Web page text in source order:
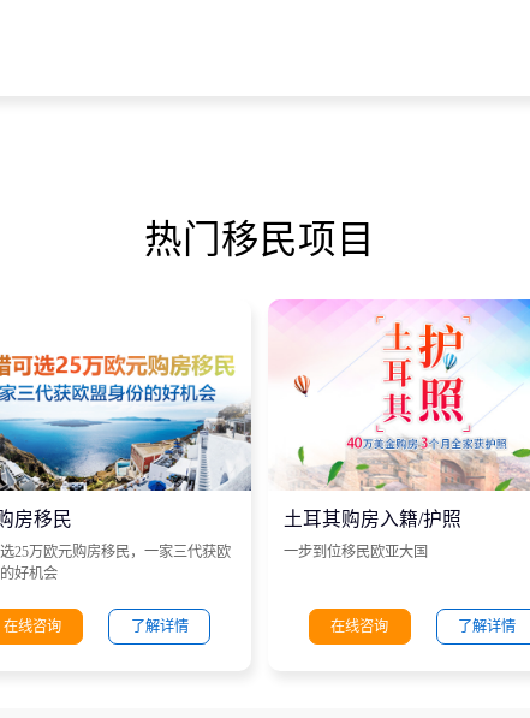
热门移民项目
房移民
25万欧元购房移民，一家三代获欧
好机会
在线咨询 了解详情
土耳其购房入籍/护照
一步到位移民欧亚大国
在线咨询 了解详情